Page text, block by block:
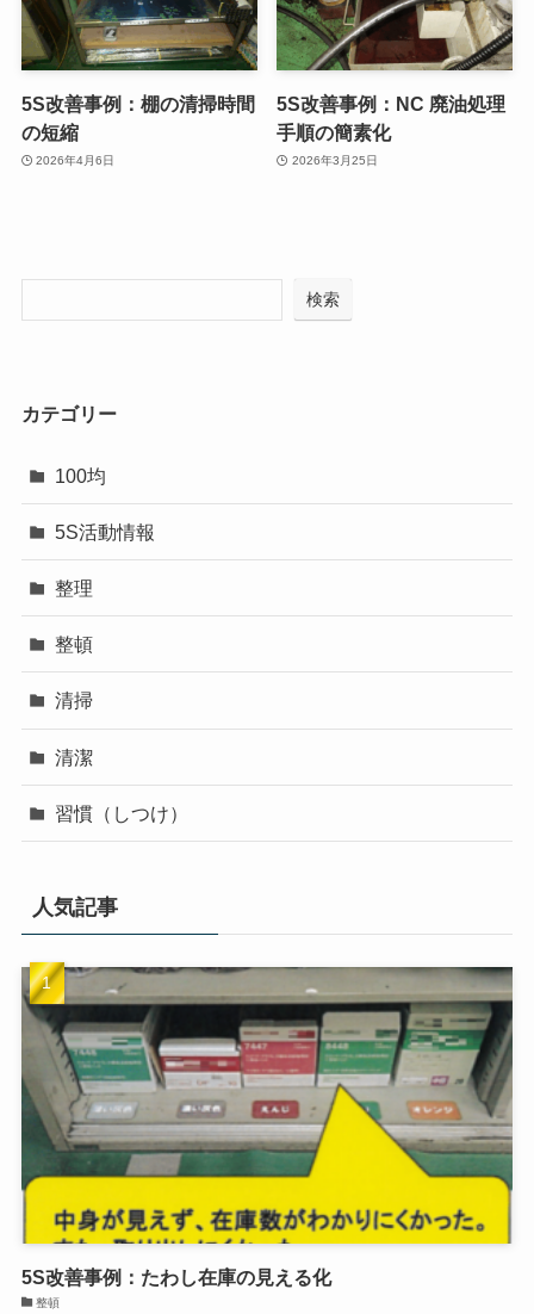
5S改善事例：棚の清掃時間
の短縮
2026年4月6日
5S改善事例：NC 廃油処理
手順の簡素化
2026年3月25日
検索
カテゴリー
100均
5S活動情報
整頓
清掃
清潔
習慣（しつけ）
人気記事